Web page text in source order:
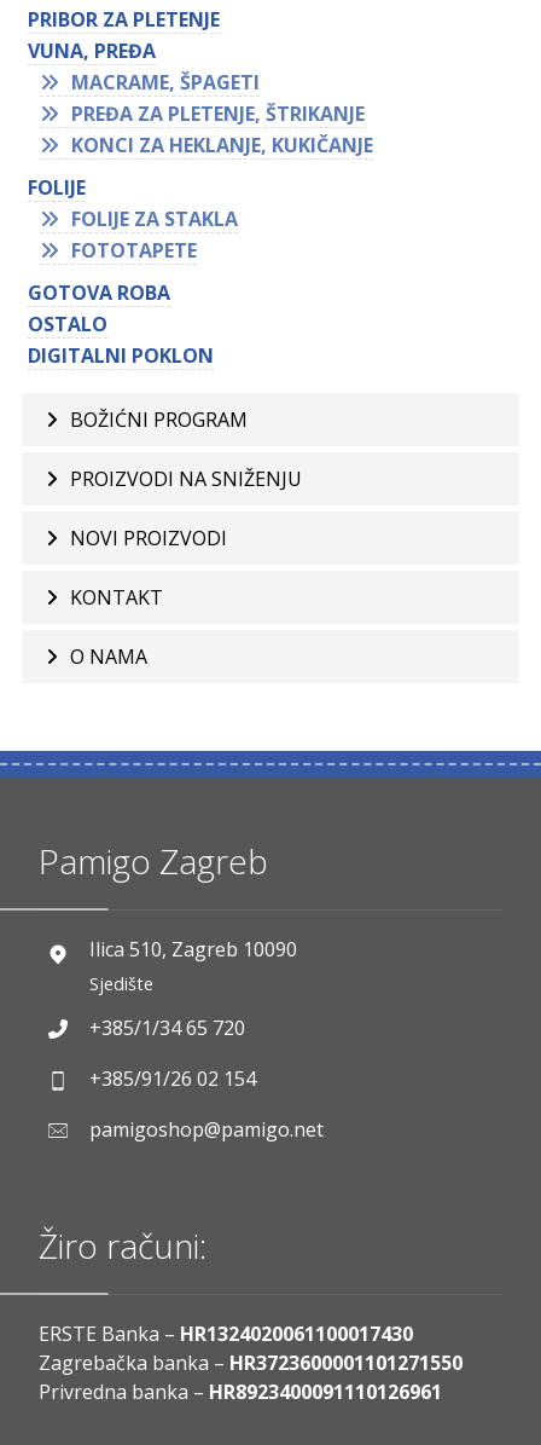
PRIBOR ZA PLETENJE
VUNA, PREĐA
MACRAME, ŠPAGETI
PREĐA ZA PLETENJE, ŠTRIKANJE
KONCI ZA HEKLANJE, KUKIČANJE
FOLIJE
FOLIJE ZA STAKLA
FOTOTAPETE
GOTOVA ROBA
OSTALO
DIGITALNI POKLON
BOŽIĆNI PROGRAM
PROIZVODI NA SNIŽENJU
NOVI PROIZVODI
KONTAKT
O NAMA
Pamigo Zagreb
Ilica 510, Zagreb 10090
Sjedište
+385/1/34 65 720
+385/91/26 02 154
pamigoshop@pamigo.net
Žiro računi:
ERSTE Banka – HR1324020061100017430
Zagrebačka banka – HR3723600001101271550
Privredna banka – HR8923400091110126961